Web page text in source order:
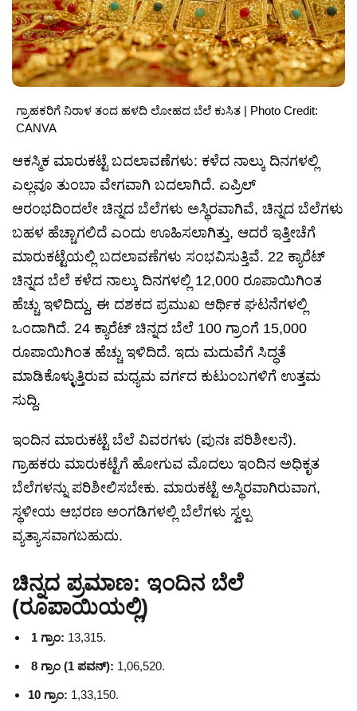
ಗ್ರಾಹಕರಿಗೆ ನಿರಾಳ ತಂದ ಹಳದಿ ಲೋಹದ ಬೆಲೆ ಕುಸಿತ | Photo Credit:
CANVA
ಆಕಸ್ಮಿಕ ಮಾರುಕಟ್ಟೆ ಬದಲಾವಣೆಗಳು: ಕಳೆದ ನಾಲ್ಕು ದಿನಗಳಲ್ಲಿ
ಎಲ್ಲವೂ ತುಂಬಾ ವೇಗವಾಗಿ ಬದಲಾಗಿದೆ. ಏಪ್ರಿಲ್
ಆರಂಭದಿಂದಲೇ ಚಿನ್ನದ ಬೆಲೆಗಳು ಅಸ್ಥಿರವಾಗಿವೆ, ಚಿನ್ನದ ಬೆಲೆಗಳು
ಬಹಳ ಹೆಚ್ಚಾಗಲಿದೆ ಎಂದು ಊಹಿಸಲಾಗಿತ್ತು, ಆದರೆ ಇತ್ತೀಚೆಗೆ
ಮಾರುಕಟ್ಟೆಯಲ್ಲಿ ಬದಲಾವಣೆಗಳು ಸಂಭವಿಸುತ್ತಿವೆ. 22 ಕ್ಯಾರೆಟ್
ಚಿನ್ನದ ಬೆಲೆ ಕಳೆದ ನಾಲ್ಕು ದಿನಗಳಲ್ಲಿ 12,000 ರೂಪಾಯಿಗಿಂತ
ಹೆಚ್ಚು ಇಳಿದಿದ್ದು, ಈ ದಶಕದ ಪ್ರಮುಖ ಆರ್ಥಿಕ ಘಟನೆಗಳಲ್ಲಿ
ಒಂದಾಗಿದೆ. 24 ಕ್ಯಾರೆಟ್ ಚಿನ್ನದ ಬೆಲೆ 100 ಗ್ರಾಂಗೆ 15,000
ರೂಪಾಯಿಗಿಂತ ಹೆಚ್ಚು ಇಳಿದಿದೆ. ಇದು ಮದುವೆಗೆ ಸಿದ್ಧತೆ
ಮಾಡಿಕೊಳ್ಳುತ್ತಿರುವ ಮಧ್ಯಮ ವರ್ಗದ ಕುಟುಂಬಗಳಿಗೆ ಉತ್ತಮ
ಸುದ್ದಿ.
ಇಂದಿನ ಮಾರುಕಟ್ಟೆ ಬೆಲೆ ವಿವರಗಳು (ಪುನಃ ಪರಿಶೀಲನೆ).
ಗ್ರಾಹಕರು ಮಾರುಕಟ್ಟೆಗೆ ಹೋಗುವ ಮೊದಲು ಇಂದಿನ ಅಧಿಕೃತ
ಬೆಲೆಗಳನ್ನು ಪರಿಶೀಲಿಸಬೇಕು. ಮಾರುಕಟ್ಟೆ ಅಸ್ಥಿರವಾಗಿರುವಾಗ,
ಸ್ಥಳೀಯ ಆಭರಣ ಅಂಗಡಿಗಳಲ್ಲಿ ಬೆಲೆಗಳು ಸ್ವಲ್ಪ
ವ್ಯತ್ಯಾಸವಾಗಬಹುದು.
ಚಿನ್ನದ ಪ್ರಮಾಣ: ಇಂದಿನ ಬೆಲೆ
(ರೂಪಾಯಿಯಲ್ಲಿ)
1 ಗ್ರಾಂ: 13,315.
8 ಗ್ರಾಂ (1 ಪವನ್): 1,06,520.
10 ಗ್ರಾಂ: 1,33,150.